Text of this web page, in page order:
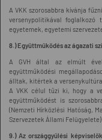
A VKK szorosabbra kívánja
versenypolitikával foglalkozó
egyetemek, egyetemi
8.) Együttműködés az ágazati
A GVH által az elmúlt
együttműködési
álltak, kitértek a
A VKK célul tűzi ki, hogy a
együttműködést is
(Nemzeti Hírközlési Hatóság,
Szervezetek Állami
9.) Az országgyűlési